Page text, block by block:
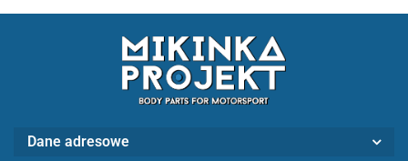
Dane adresowe